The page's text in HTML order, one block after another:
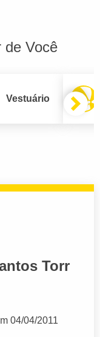
de Você
Vestuário
Torr
04/04/2011